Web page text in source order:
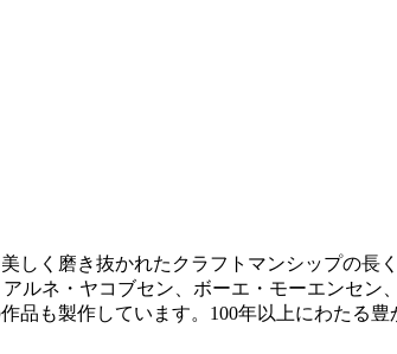
しく磨き抜かれたクラフトマンシップの長
ルネ・ヤコブセン、ボーエ・モーエンセン
も製作しています。100年以上にわたる